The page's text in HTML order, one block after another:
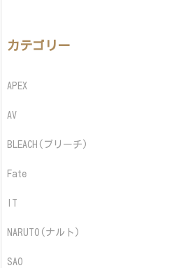
カテゴリー
APEX
AV
BLEACH(ブリーチ)
Fate
NARUTO(ナルト)
SAO